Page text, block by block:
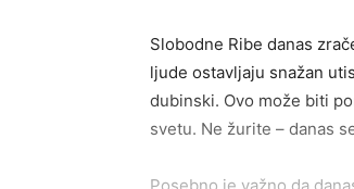
Slobodne Ribe danas
ljude ostavljaju snažan
dubinski. Ovo može biti
svetu. Ne žurite – danas